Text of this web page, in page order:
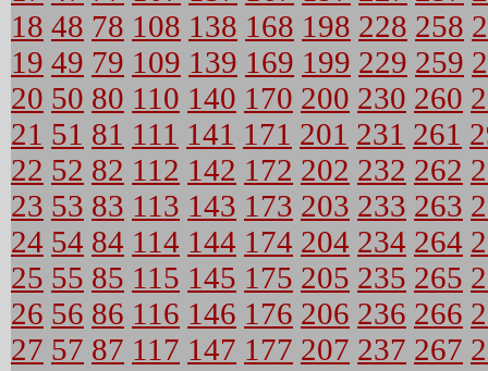
18 48 78 108 138 168 198 228 258
19 49 79 109 139 169 199 229 259
20 50 80 110 140 170 200 230 260
21 51 81 111 141 171 201 231 261
22 52 82 112 142 172 202 232 262
23 53 83 113 143 173 203 233 263
24 54 84 114 144 174 204 234 264
25 55 85 115 145 175 205 235 265
26 56 86 116 146 176 206 236 266
27 57 87 117 147 177 207 237 267